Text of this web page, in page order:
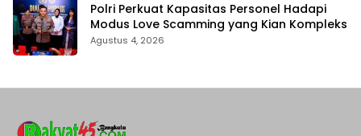
Polri Perkuat Kapasitas Personel Hadapi
Modus Love Scamming yang Kian Kompleks
Agustus 4, 2026